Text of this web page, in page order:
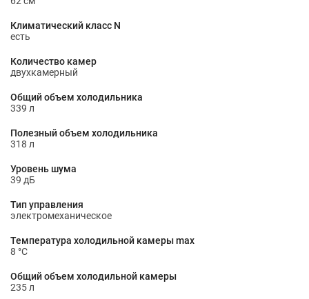
Климатический класс N
есть
Количество камер
двухкамерный
Общий объем холодильника
339 л
Полезный объем холодильника
318 л
Уровень шума
39 дБ
Тип управления
электромеханическое
Температура холодильной камеры max
8 °С
Общий объем холодильной камеры
235 л